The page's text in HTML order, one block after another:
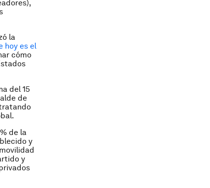
la
hoy es el
cómo
del 15
de
de la
y
y